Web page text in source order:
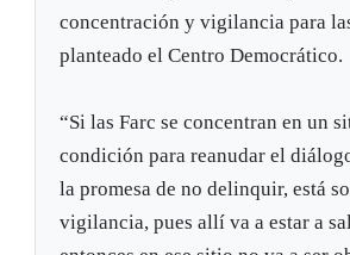
concentración y vigilancia para
planteado el Centro Democrático.
“Si las Farc se concentran en un
condición para reanudar el
la promesa de no delinquir, está
vigilancia, pues allí va a estar a